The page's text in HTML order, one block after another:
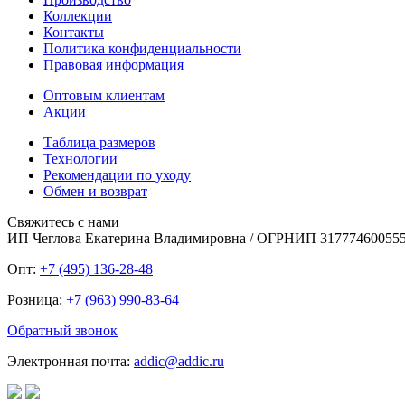
Коллекции
Контакты
Политика конфиденциальности
Правовая информация
Оптовым клиентам
Акции
Таблица размеров
Технологии
Рекомендации по уходу
Обмен и возврат
Свяжитесь с нами
ИП Чеглова Екатерина Владимировна / ОГРНИП
Опт: +7 (495) 136-28-48
Розница: +7 (963) 990-83-64
Обратный звонок
Электронная почта: addic@addic.ru